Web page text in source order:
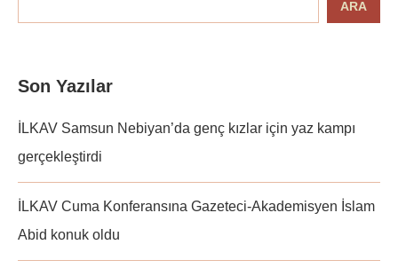
ARA
Son Yazılar
İLKAV Samsun Nebiyan’da genç kızlar için yaz kampı
gerçekleştirdi
İLKAV Cuma Konferansına Gazeteci-Akademisyen İslam
Abid konuk oldu